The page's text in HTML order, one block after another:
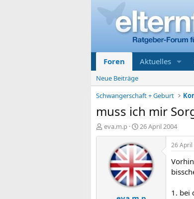
Foren Aktuelles
Neue Beiträge
Schwangerschaft + Geburt
muss ich mir
E
r
eva.m.p
E
r
s
t
e
l
l
t
26 April 2004
26 April
1. bei